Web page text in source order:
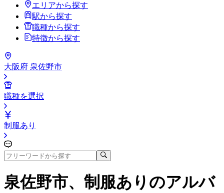
エリアから探す
駅から探す
職種から探す
特徴から探す
大阪府 泉佐野市
職種を選択
制服あり
泉佐野市、制服あり のアルバ